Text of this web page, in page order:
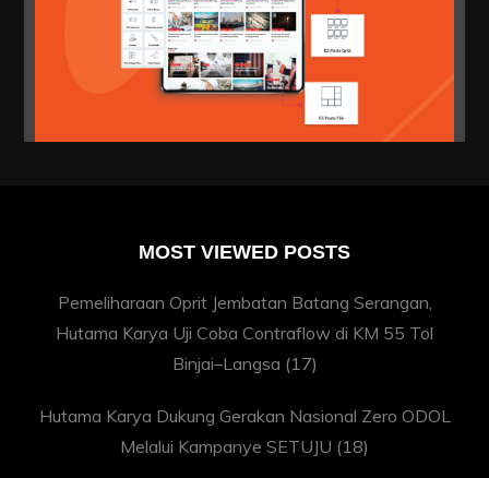
MOST VIEWED POSTS
Pemeliharaan Oprit Jembatan Batang Serangan,
Hutama Karya Uji Coba Contraflow di KM 55 Tol
Binjai–Langsa (17)
Hutama Karya Dukung Gerakan Nasional Zero ODOL
Melalui Kampanye SETUJU (18)